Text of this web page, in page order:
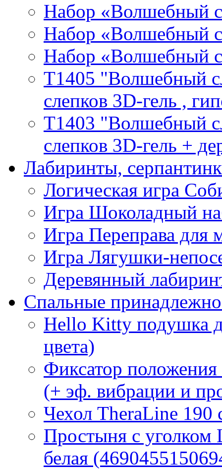
Набор «Волшебный
Набор «Волшебный
Набор «Волшебный
T1405 "Волшебный
слепков 3D-гель ,
T1403 "Волшебный
слепков 3D-гель +
Лабиринты,
Логическая игра
Игра Шоколадный
Игра Переправа для
Игра Лягушки-
Деревянный
Спальные
Hello Kitty подушка
цвета)
Фиксатор
(+ эф. вибрации и
Чехол TheraLine
Простыня с
белая